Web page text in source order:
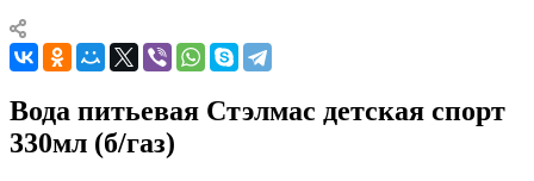
Вода питьевая Стэлмас детская спорт
330мл (б/газ)